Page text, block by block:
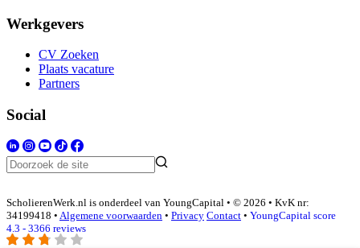
Werkgevers
CV Zoeken
Plaats vacature
Partners
Social
ScholierenWerk.nl is onderdeel van YoungCapital • © 2026 • KvK nr:
34199418 • Algemene voorwaarden • Privacy Contact • YoungCapital score
4.3 - 3366 reviews